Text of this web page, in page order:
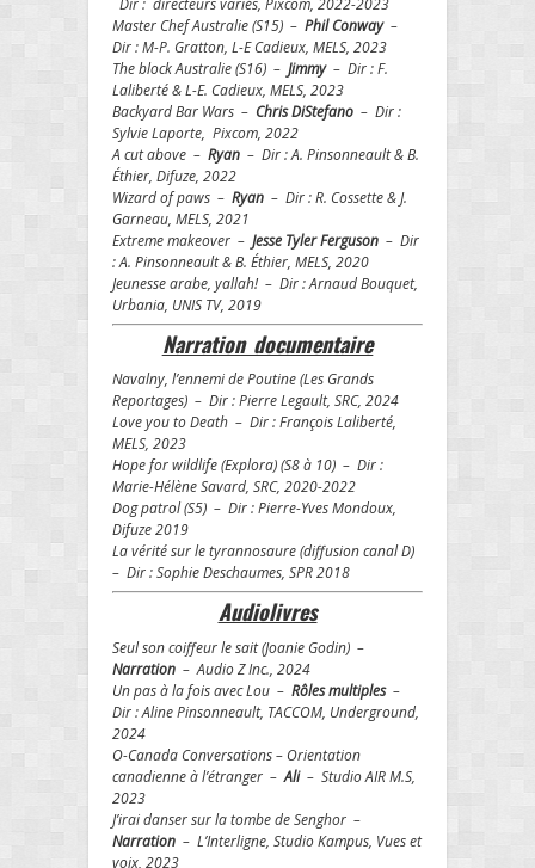
Master Chef Australie (S15) – Phil Conway –
Dir : M-P. Gratton, L-E Cadieux, MELS, 2023
The block Australie (S16) – Jimmy – Dir : F.
Laliberté & L-E. Cadieux, MELS, 2023
Backyard Bar Wars – Chris DiStefano – Dir :
Sylvie Laporte, Pixcom, 2022
A cut above – Ryan – Dir : A. Pinsonneault & B.
Éthier, Difuze, 2022
Wizard of paws – Ryan – Dir : R. Cossette & J.
Garneau, MELS, 2021
Extreme makeover – Jesse Tyler Ferguson – Dir
: A. Pinsonneault & B. Éthier, MELS, 2020
Jeunesse arabe, yallah! – Dir : Arnaud Bouquet,
Urbania, UNIS TV, 2019
Narration documentaire
Navalny, l’ennemi de Poutine (Les Grands
Reportages) – Dir : Pierre Legault, SRC, 2024
Love you to Death – Dir : François Laliberté,
MELS, 2023
Hope for wildlife (Explora) (S8 à 10) – Dir :
Marie-Hélène Savard, SRC, 2020-2022
Dog patrol (S5) – Dir : Pierre-Yves Mondoux,
Difuze 2019
La vérité sur le tyrannosaure (diffusion canal D)
– Dir : Sophie Deschaumes, SPR 2018
Audiolivres
Seul son coiffeur le sait (Joanie Godin) –
Narration – Audio Z Inc., 2024
Un pas à la fois avec Lou – Rôles multiples–
Dir : Aline Pinsonneault, TACCOM, Underground,
2024
O-Canada Conversations – Orientation
canadienne à l’étranger –Ali – Studio AIR M.S,
2023
J’irai danser sur la tombe de Senghor –
Narration – L’Interligne, Studio Kampus, Vues et
voix, 2023